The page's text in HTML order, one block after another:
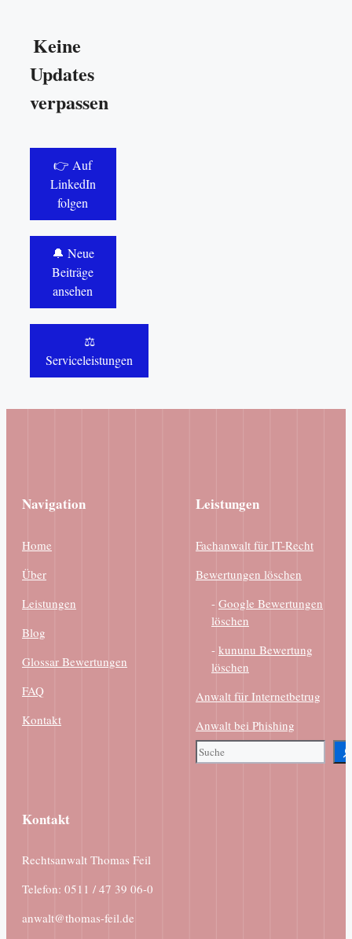
Keine
Updates
verpassen
👉 Auf
LinkedIn
folgen
🔔 Neue
Beiträge
ansehen
⚖️
Serviceleistungen
Navigation
Home
Über
Leistungen
Blog
Glossar Bewertungen
FAQ
Kontakt
Leistungen
Fachanwalt für IT-Recht
Bewertungen löschen
- Google Bewertungen
löschen
- kununu Bewertung
löschen
Anwalt für Internetbetrug
Anwalt bei Phishing
Suchen
Kontakt
Rechtsanwalt Thomas Feil
Telefon: 0511 / 47 39 06-0
anwalt@thomas-feil.de